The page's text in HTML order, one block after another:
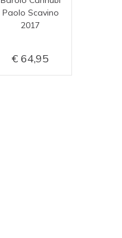
Paolo Scavino
2017
64,95